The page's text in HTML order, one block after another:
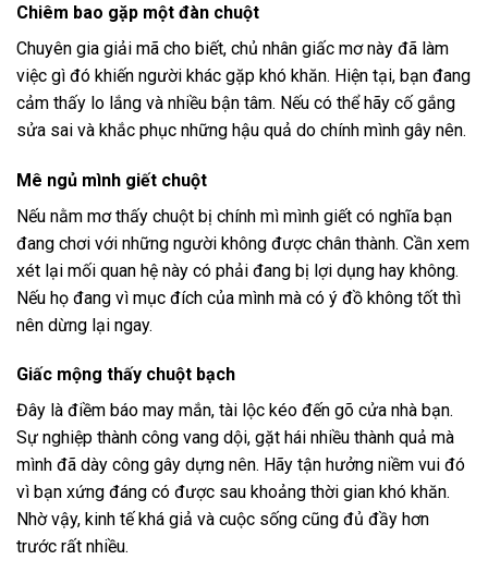
Chiêm bao gặp một đàn chuột
Chuyên gia giải mã cho biết, chủ nhân giấc mơ này đã làm
việc gì đó khiến người khác gặp khó khăn. Hiện tại, bạn đang
cảm thấy lo lắng và nhiều bận tâm. Nếu có thể hãy cố gắng
sửa sai và khắc phục những hậu quả do chính mình gây nên.
Mê ngủ mình giết chuột
Nếu nằm mơ thấy chuột bị chính mì mình giết có nghĩa bạn
đang chơi với những người không được chân thành. Cần xem
xét lại mối quan hệ này có phải đang bị lợi dụng hay không.
Nếu họ đang vì mục đích của mình mà có ý đồ không tốt thì
nên dừng lại ngay.
Giấc mộng thấy chuột bạch
Đây là điềm báo may mắn, tài lộc kéo đến gõ cửa nhà bạn.
Sự nghiệp thành công vang dội, gặt hái nhiều thành quả mà
mình đã dày công gây dựng nên. Hãy tận hưởng niềm vui đó
vì bạn xứng đáng có được sau khoảng thời gian khó khăn.
Nhờ vậy, kinh tế khá giả và cuộc sống cũng đủ đầy hơn
trước rất nhiều.